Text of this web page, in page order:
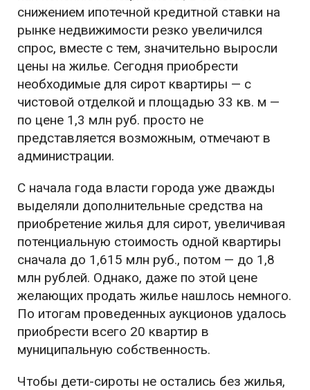
снижением ипотечной кредитной ставки на
рынке недвижимости резко увеличился
спрос, вместе с тем, значительно выросли
цены на жилье. Сегодня приобрести
необходимые для сирот квартиры — с
чистовой отделкой и площадью 33 кв. м —
по цене 1,3 млн руб. просто не
представляется возможным, отмечают в
администрации.
С начала года власти города уже дважды
выделяли дополнительные средства на
приобретение жилья для сирот, увеличивая
потенциальную стоимость одной квартиры
сначала до 1,615 млн руб., потом — до 1,8
млн рублей. Однако, даже по этой цене
желающих продать жилье нашлось немного.
По итогам проведенных аукционов удалось
приобрести всего 20 квартир в
муниципальную собственность.
Чтобы дети-сироты не остались без жилья,